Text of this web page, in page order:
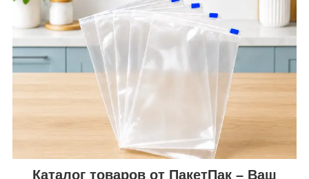
Каталог товаров от ПакетПак – Ваш